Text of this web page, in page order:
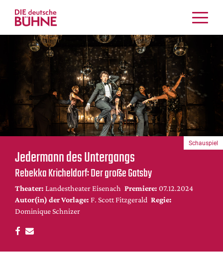
Kritiken
Schauspiel
Musiktheater
Tanz
Crossover
Bühnenwelt
Festivals & Veranstaltungen
Menschen & Theater
Themen
Internationales
Nachrufe
Medientipps
DdB-map
Kalender
Jedermann des Untergangs
Rebekka Kricheldorf: Der große Gatsby
Theater: Landestheater Eisenach Premiere: 07.12.2024
Autor(in) der Vorlage: F. Scott Fitzgerald Regie:
Dominique Schnizer
Schauspiel